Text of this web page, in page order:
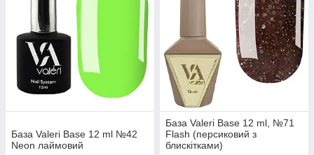
База Valeri Base 12 ml №42
Neon лаймовий
База Valeri Base 12 ml, №71
Flash (персиковий з
блискітками)